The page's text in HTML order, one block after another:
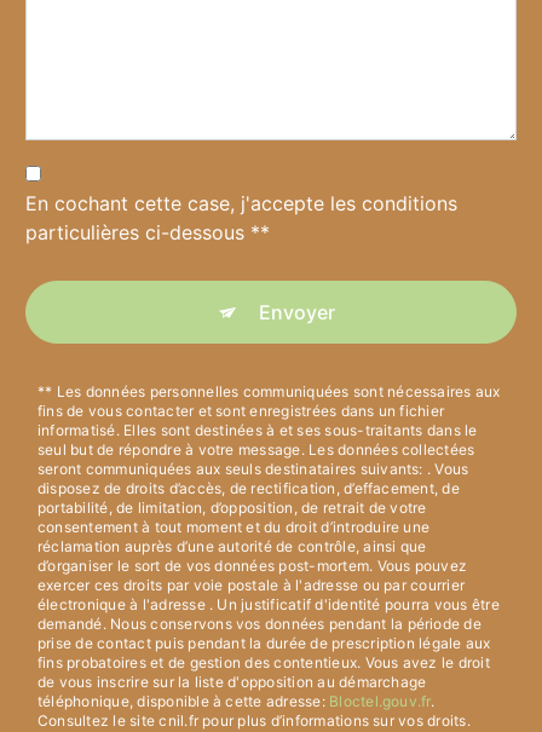
En cochant cette case, j'accepte les conditions
particulières ci-dessous **
Envoyer
** Les données personnelles communiquées sont nécessaires aux
fins de vous contacter et sont enregistrées dans un fichier
informatisé. Elles sont destinées à et ses sous-traitants dans le
seul but de répondre à votre message. Les données collectées
seront communiquées aux seuls destinataires suivants: . Vous
disposez de droits d’accès, de rectification, d’effacement, de
portabilité, de limitation, d’opposition, de retrait de votre
consentement à tout moment et du droit d’introduire une
réclamation auprès d’une autorité de contrôle, ainsi que
d’organiser le sort de vos données post-mortem. Vous pouvez
exercer ces droits par voie postale à l'adresse ou par courrier
électronique à l'adresse . Un justificatif d'identité pourra vous être
demandé. Nous conservons vos données pendant la période de
prise de contact puis pendant la durée de prescription légale aux
fins probatoires et de gestion des contentieux. Vous avez le droit
de vous inscrire sur la liste d'opposition au démarchage
téléphonique, disponible à cette adresse: Bloctel.gouv.fr.
Consultez le site cnil.fr pour plus d’informations sur vos droits.